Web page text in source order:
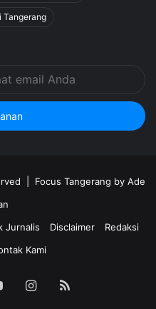
Tangerang
| Focus Tangerang by Ade
Jurnalis Disclaimer
Redaksi
Kami
YouTubeInstagram